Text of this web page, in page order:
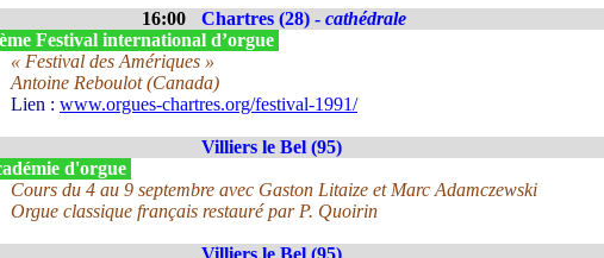
16:00 Chartres (28) - cathédrale
Festival international d’orgue
« Festival des Amériques »
Antoine Reboulot (Canada)
Lien : www.orgues-chartres.org/festival-1991/
Villiers le Bel (95)
d'orgue
Cours du 4 au 9 septembre avec Gaston Litaize et Marc Adamczewski
Orgue classique français restauré par P. Quoirin
Villiers le Bel (95)